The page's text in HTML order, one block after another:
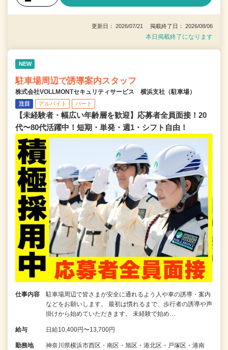
更新日： 2026/07/21 掲載終了日： 2026/08/06
本日掲載終了になります
NEW
駐車場周辺で誘導案内スタッフ
株式会社VOLLMONTセキュリティサービス 横浜支社（駐車場）
注目 アルバイト パート
【未経験者・幅広い年齢層を歓迎】応募者全員面接！20
代〜80代活躍中！短期・単発・週1・シフト自由！
仕事内容
駐車場周辺で皆さまが安全に通れるよう人や車の誘導・案内
などをお願いします。 最初は慣れるまで、歩行者の誘導や声
掛けから始めていただきます。 未経験で始め…
給与 日給10,400円〜13,700円
勤務地
神奈川県横浜市西区・南区・旭区・港北区・戸塚区・港南